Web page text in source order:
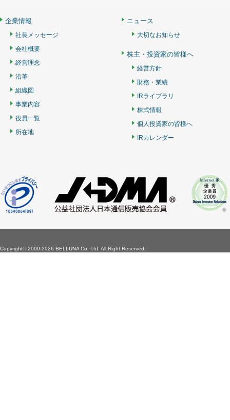
企業情報
社長メッセージ
会社概要
経営理念
沿革
組織図
事業内容
役員一覧
所在地
ニュース
大切なお知らせ
株主・投資家の皆様へ
経営方針
財務・業績
IRライブラリ
株式情報
個人投資家の皆様へ
IRカレンダー
Copyright©2000-2026 BELLUNA Co. Ltd. All Right Reserved.